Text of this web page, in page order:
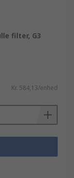
filter, G3
Kr. 584,13/enhed